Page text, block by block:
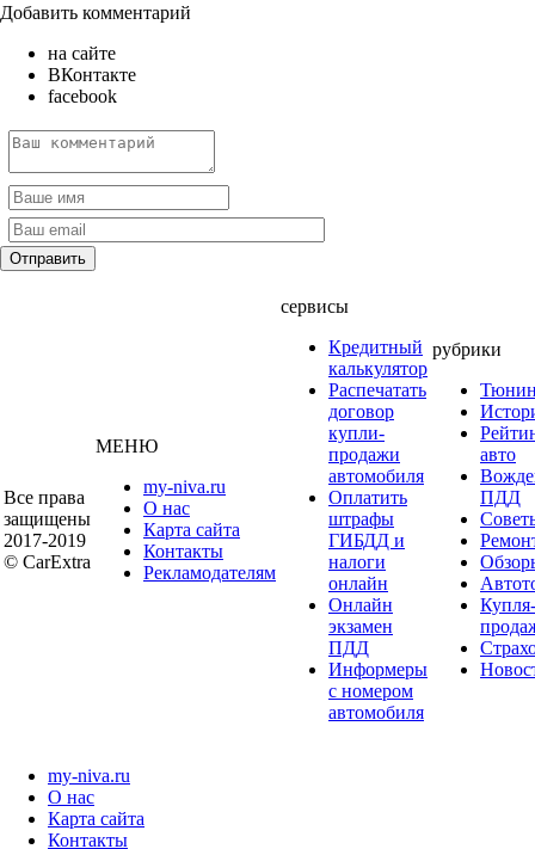
Добавить комментарий
на сайте
ВКонтакте
facebook
Все права
защищены
2017-2019
© CarExtra
МЕНЮ
my-niva.ru
О нас
Карта сайта
Контакты
Рекламодателям
сервисы
Кредитный
калькулятор
Распечатать
договор
купли-
продажи
автомобиля
Оплатить
штрафы
ГИБДД и
налоги
онлайн
Онлайн
экзамен
ПДД
Информеры
с номером
автомобиля
рубрики
авто
ПДД
Купля-
my-niva.ru
О нас
Карта сайта
Контакты